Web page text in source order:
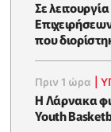
Σε
που
Πριν 1 ώρα |
Η Λάρνακα
Youth